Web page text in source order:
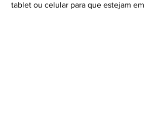
tablet ou celular para que estejam em